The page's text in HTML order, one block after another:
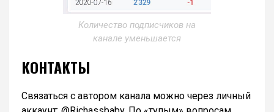
Количество подписчиков на
канале уменьшается
КОНТАКТЫ
Связаться с автором канала можно через личный